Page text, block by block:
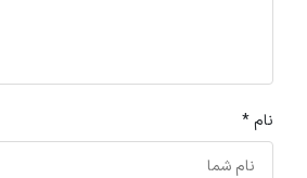
نام*